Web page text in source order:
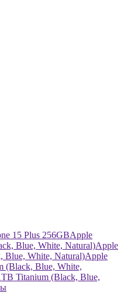
15 Plus 256GBApple
Blue, White, Natural)Apple
Blue, White, Natural)Apple
(Black, Blue, White,
Titanium (Black, Blue,